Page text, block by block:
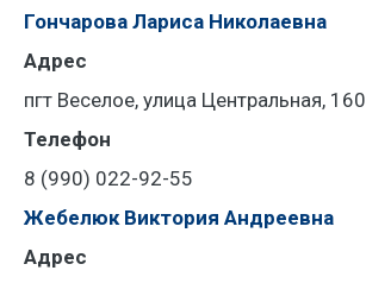
Гончарова Лариса Николаевна
Адрес
пгт Веселое, улица Центральная, 160
Телефон
8 (990) 022-92-55
Жебелюк Виктория Андреевна
Адрес